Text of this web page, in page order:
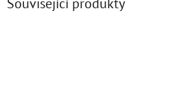
Související produkty